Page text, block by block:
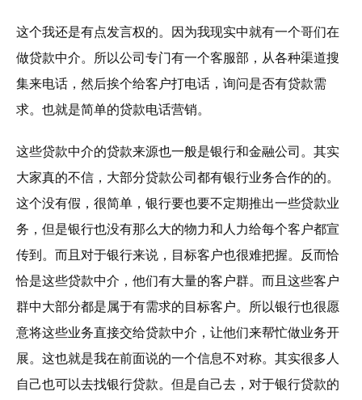
这个我还是有点发言权的。因为我现实中就有一个哥们在
做贷款中介。所以公司专门有一个客服部，从各种渠道搜
集来电话，然后挨个给客户打电话，询问是否有贷款需
求。也就是简单的贷款电话营销。
这些贷款中介的贷款来源也一般是银行和金融公司。其实
大家真的不信，大部分贷款公司都有银行业务合作的的。
这个没有假，很简单，银行要也要不定期推出一些贷款业
务，但是银行也没有那么大的物力和人力给每个客户都宣
传到。而且对于银行来说，目标客户也很难把握。反而恰
恰是这些贷款中介，他们有大量的客户群。而且这些客户
群中大部分都是属于有需求的目标客户。所以银行也很愿
意将这些业务直接交给贷款中介，让他们来帮忙做业务开
展。这也就是我在前面说的一个信息不对称。其实很多人
自己也可以去找银行贷款。但是自己去，对于银行贷款的